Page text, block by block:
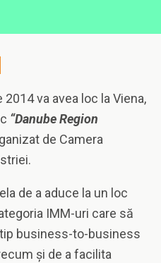
va avea loc la Viena,
“Danube Region
de Camera
de a aduce la un loc
IMM-uri care să
business-to-business
şi de a facilita